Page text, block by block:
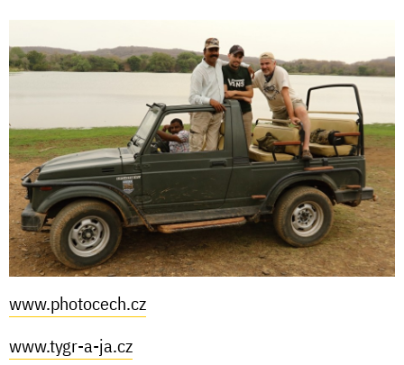
www.photocech.cz
www.tygr-a-ja.cz